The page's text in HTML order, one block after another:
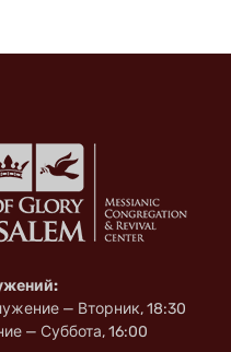
— Вторник, 18:30
— Суббота, 16:00